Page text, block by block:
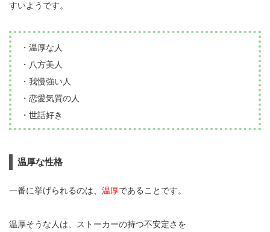
すいようです。
・温厚な人
・八方美人
・我慢強い人
・恋愛気質の人
・世話好き
温厚な性格
一番に挙げられるのは、 温厚であることです。
温厚そうな人は、ストーカーの持つ不安定さを